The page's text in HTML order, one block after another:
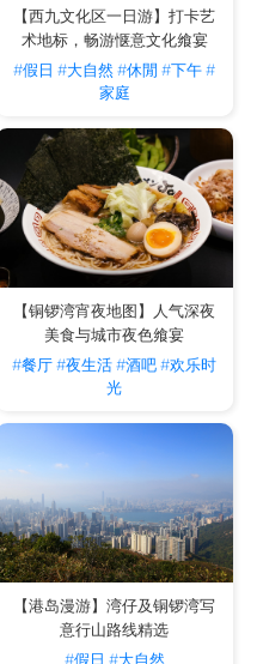
【西九文化区一日游】打卡艺
术地标，畅游惬意文化飨宴
#假日 #大自然#休閒 #下午#
家庭
【铜锣湾宵夜地图】人气深夜
美食与城市夜色飨宴
#餐厅#夜生活#酒吧#欢乐时
光
【港岛漫游】湾仔及铜锣湾写
意行山路线精选
#假日 #大自然